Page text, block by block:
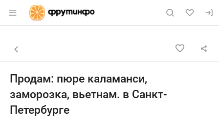
Раздел навигации по сайту fruitinfo.ru
Объявление: Продам: пюре
Навигация и управление объявлением
Назад к списку объявлений
Продам: пюре каламанси,
заморозка, вьетнам. в Санкт-
Петербурге